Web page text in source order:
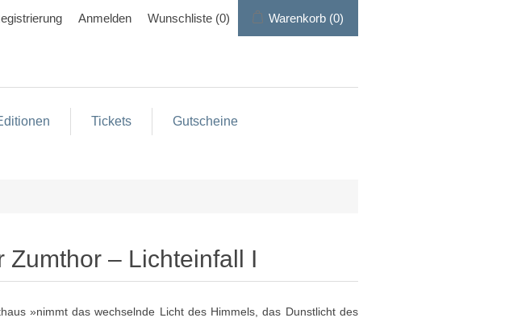
Anmelden Wunschliste (0) Warenkorb (0)
Tickets Gutscheine
Zumthor – Lichteinfall I
»nimmt das wechselnde Licht des Himmels, das Dunstlicht des